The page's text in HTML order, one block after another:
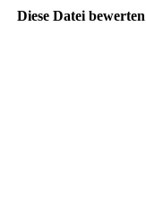
Diese Datei bewerten